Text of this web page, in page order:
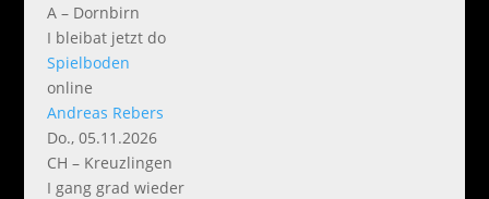
A – Dornbirn
I bleibat jetzt do
Spielboden
online
Andreas Rebers
Do., 05.11.2026
CH – Kreuzlingen
I gang grad wieder